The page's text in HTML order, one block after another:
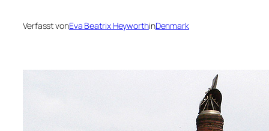
Verfasst vonEva Beatrix HeyworthinDenmark